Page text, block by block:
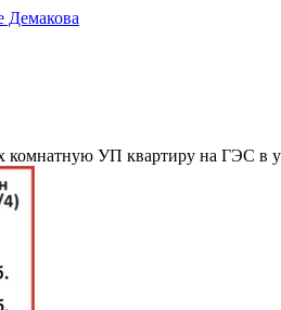
Демакова
комнатную УП квартиру на ГЭС в